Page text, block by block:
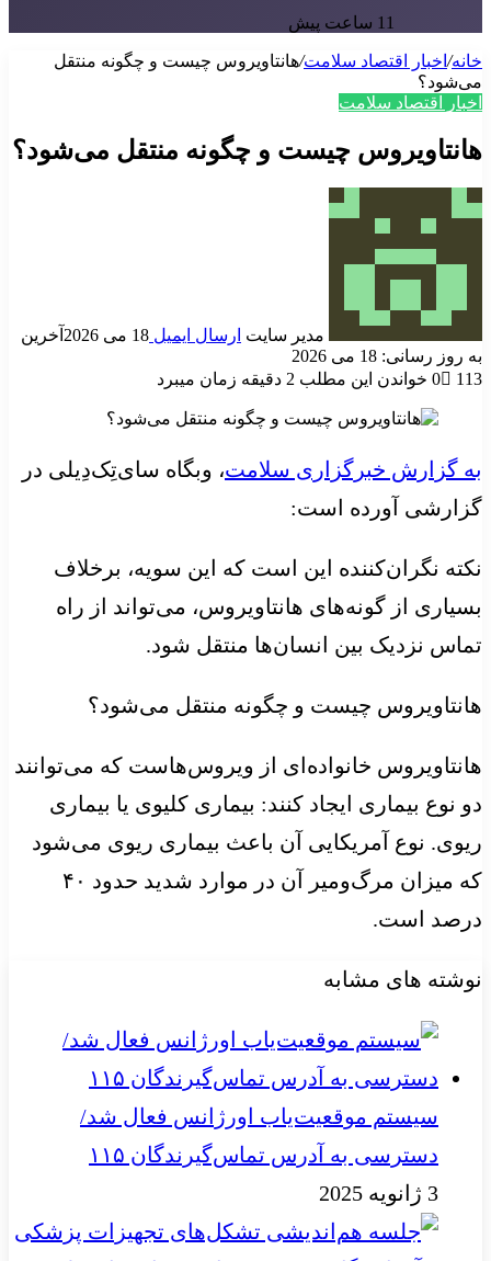
11 ساعت پیش
خانه/ اخبار اقتصاد سلامت/هانتاویروس چیست و چگونه منتقل
می‌شود؟
اخبار اقتصاد سلامت
هانتاویروس چیست و چگونه منتقل می‌شود؟
مدیر سایت ارسال ایمیل 18 می 2026
آخرین
به روز رسانی: 18 می 2026
0
113 خواندن این مطلب 2 دقیقه زمان میبرد
به گزارش خبرگزاری سلامت، وبگاه سای‌تِک‌دِیلی در
گزارشی آورده است:
نکته نگران‌کننده این است که این سویه، برخلاف
بسیاری از گونه‌های هانتاویروس، می‌تواند از راه
تماس نزدیک بین انسان‌ها منتقل شود.
هانتاویروس چیست و چگونه منتقل می‌شود؟
هانتاویروس خانواده‌ای از ویروس‌هاست که می‌توانند
دو نوع بیماری ایجاد کنند: بیماری کلیوی یا بیماری
ریوی. نوع آمریکایی آن باعث بیماری ریوی می‌شود
که میزان مرگ‌ومیر آن در موارد شدید حدود ۴۰
درصد است.
نوشته های مشابه
سیستم موقعیت‌یاب اورژانس فعال شد/
دسترسی به آدرس تماس‌گیرندگان ۱۱۵
3 ژانویه 2025